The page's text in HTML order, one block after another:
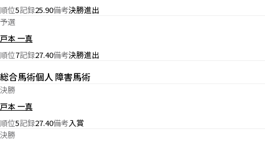
順位5記録25.90備考決勝進出
予選
戸本 一真
順位7記録27.40備考決勝進出
総合馬術個人 障害馬術
決勝
戸本 一真
順位5記録27.40備考入賞
決勝